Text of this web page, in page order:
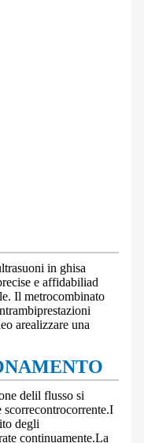
in ghisa
e affidabiliad
Il metrocombinato
prestazioni
arealizzare una
delil flusso si
scorrecontrocorrente.I
degli
continuamente.La